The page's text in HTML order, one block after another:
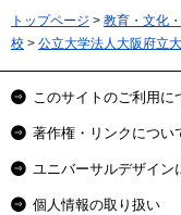
トップページ > 教育・文化
校 > 公立大学法人大阪府立
このサイトのご利用に
著作権・リンクについ
ユニバーサルデザイン
個人情報の取り扱い